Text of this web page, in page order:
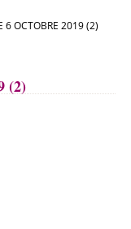
6 OCTOBRE 2019 (2)
(2)